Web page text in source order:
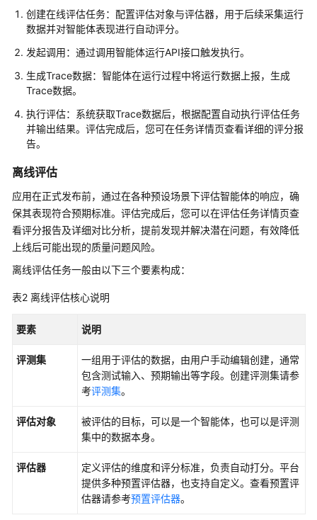
评
估
测
评
器
执
行
评
估
务
(PC
践
参
创建在线评估任务：配置评估对象与评估器，用于后续采集运行
数据并对智能体表现进行自动评分。
发起调用：通过调用智能体运行API接口触发执行。
生成Trace数据：智能体在运行过程中将运行数据上报，生成
Trace数据。
执行评估：系统获取Trace数据后，根据配置自动执行评估任务
并输出结果。 评估完成后，您可在任务详情页查看详细的评分报
告。
离线评估
应用在正式发布前，通过在各种预设场景下评估智能体的响应，确
保其表现符合预期标准。评估完成后，您可以在评估任务详情页查
看评分报告及详细对比分析，提前发现并解决潜在问题，有效降低
上线后可能出现的质量问题风险。
离线评估任务一般由以下三个要素构成：
表2 离线评估核心说明
要素 说明
评测集
一组用于评估的数据，由用户手动编辑创建，通常
包含测试输入、预期输出等字段。创建评测集请参
考评测集。
评估对象
被评估的目标，可以是一个智能体，也可以是评测
集中的数据本身。
评估器
定义评估的维度和评分标准，负责自动打分。平台
提供多种预置评估器，也支持自定义。查看预置评
估器请参考预置评估器。